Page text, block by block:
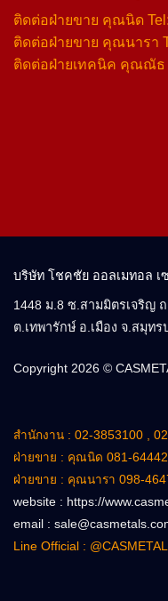
ติดต่อฝ่ายขาย คุณนิด
ติดต่อฝ่ายขาย คุณนารา
ติดต่อฝ่ายเทคนิค คุณณัธ
บริษัท โชคชัย ออลเมทอล เ
1448 ม.8 ซ.สามมิตรเจริญ
ต.เทพารักษ์ อ.เมือง จ.สมุทร
Copyright 2026 ©
สำนักงาน : 02-3853100 ,
ฝ่ายขาย : คุณนิด 081-
ฝ่ายขาย : คุณนารา 098-
website : https://
email :
Line Official :